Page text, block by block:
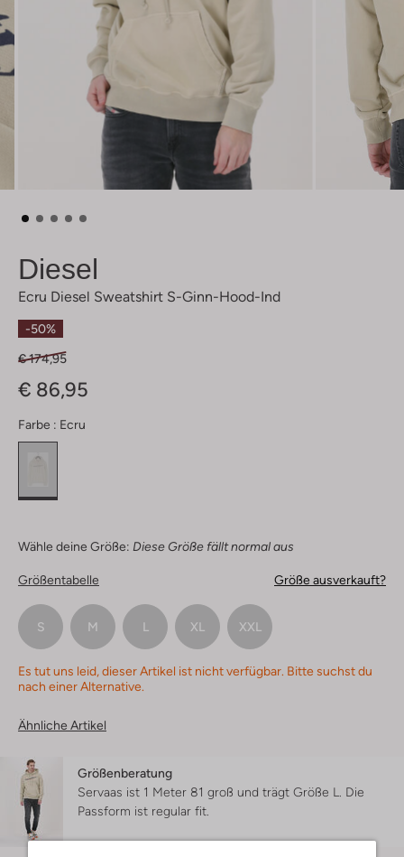
Diesel
Ecru Diesel Sweatshirt S-Ginn-Hood-Ind
-50%
€ 174,95
€ 86,95
Farbe : Ecru
Wähle deine Größe: Diese Größe fällt normal aus
Größentabelle Größe ausverkauft?
S M L XL XXL
Es tut uns leid, dieser Artikel ist nicht verfügbar. Bitte suchst du
nach einer Alternative.
Ähnliche Artikel
Größenberatung
Servaas ist 1 Meter 81 groß und trägt Größe L. Die
Passform ist regular fit